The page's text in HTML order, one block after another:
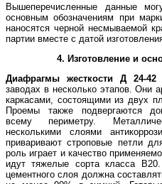
Вышеперечисленные данные
основным обозначениям при
наносятся черной несмываемой
партии вместе с датой
4. Изготовление и
Диафрагмы жесткости Д 24-42
заводах в несколько этапов. Они
каркасами, состоящими из двух
Проемы также подвергаются
всему периметру.
несколькими слоями
приваривают строповые петли
роль играет и качество
идут тяжелые сорта класса В20.
цементного слоя должна